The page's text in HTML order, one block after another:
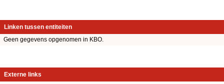
Linken tussen entiteiten
Geen gegevens opgenomen in KBO.
Externe links